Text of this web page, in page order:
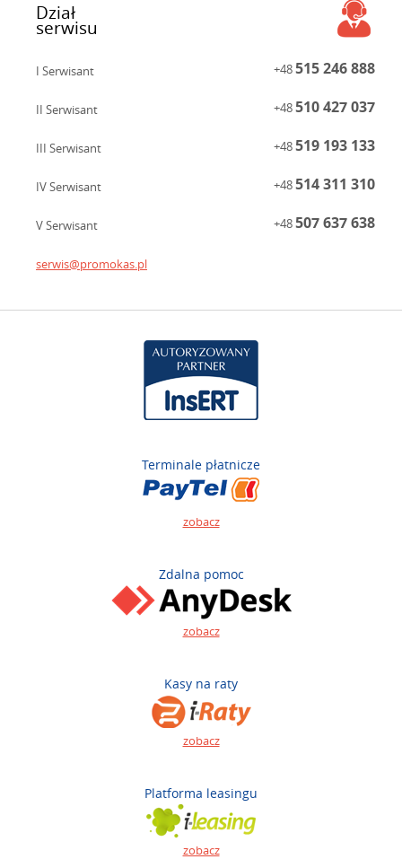
Dział
serwisu
I Serwisant +48515 246 888
II Serwisant +48510 427 037
III Serwisant +48519 193 133
IV Serwisant +48514 311 310
V Serwisant +48507 637 638
serwis@promokas.pl
Terminale płatnicze
zobacz
Zdalna pomoc
zobacz
Kasy na raty
zobacz
Platforma leasingu
zobacz